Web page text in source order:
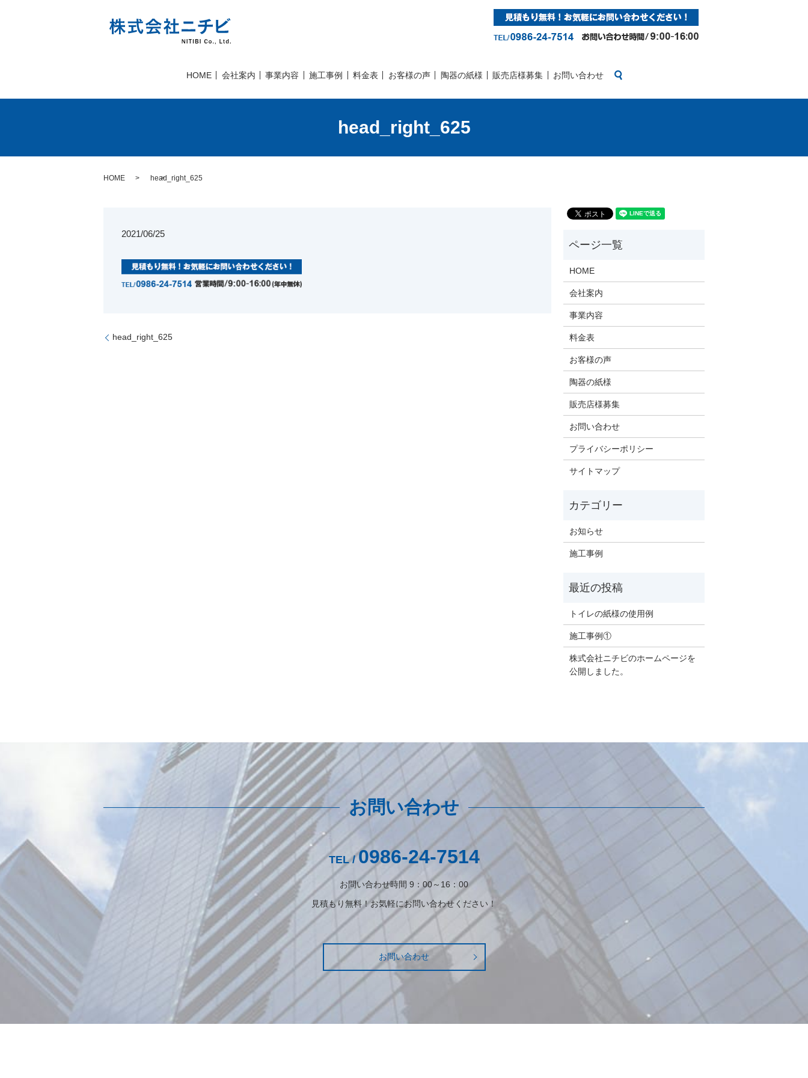
HOME 会社案内 事業内容 施工事例 料金表 お客様の声 陶器の紙様 販売店様募集 お問い合わせ
head_right_625
HOME head_right_625
2021/06/25
head_right_625
HOME
会社案内
事業内容
料金表
お客様の声
陶器の紙様
販売店様募集
お問い合わせ
プライバシーポリシー
サイトマップ
お知らせ
施工事例
トイレの紙様の使用例
施工事例①
株式会社ニチビのホームページを
公開しました。
お問い合わせ
TEL /0986-24-7514
お問い合わせ時間 9：00～16：00
見積もり無料！お気軽にお問い合わせください！
お問い合わせ